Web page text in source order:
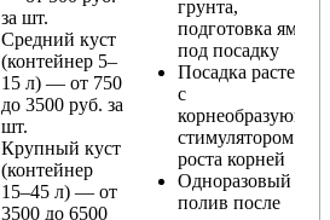
за шт.
Средний куст
(контейнер 5–
15 л) — от 750
до 3500 руб. за
шт.
Крупный куст
(контейнер
15–45 л) — от
3500 до 6500
грунта,
подготовка ямы
под посадку
Посадка растения
с
корнеобразующим
стимулятором
роста корней
Одноразовый
полив после